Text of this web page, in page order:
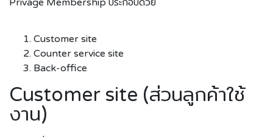
Privage Membership ประกอบด้วย
Customer site
Counter service site
Back-office
Customer site (ส่วนลูกค้าใช้
งาน)